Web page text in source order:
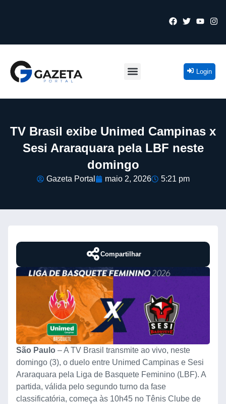
Login
TV Brasil exibe Unimed Campinas x
Sesi Araraquara pela LBF neste
domingo
Gazeta Portal maio 2, 2026 5:21 pm
Compartilhar
São Paulo – A TV Brasil transmite ao vivo, neste
domingo (3), o duelo entre Unimed Campinas e Sesi
Araraquara pela Liga de Basquete Feminino (LBF). A
partida, válida pelo segundo turno da fase
classificatória, começa às 10h45 no Tênis Clube de